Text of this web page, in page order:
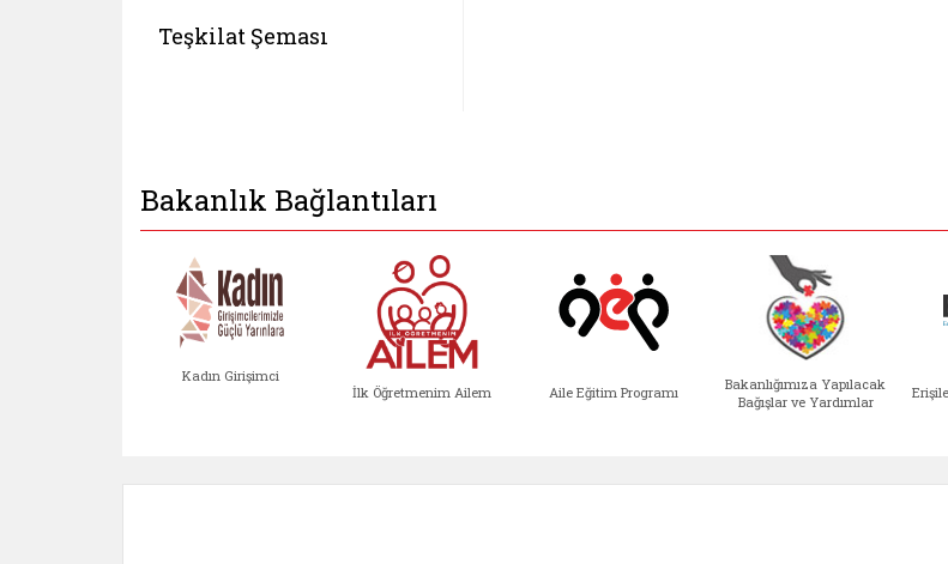
Teşkilat Şeması
Bakanlık Bağlantıları
Kadın Girişimci
İlk Öğretmenim Ailem Aile Eğitim Programı
Bakanlığımıza Yapılacak
Bağışlar ve Yardımlar